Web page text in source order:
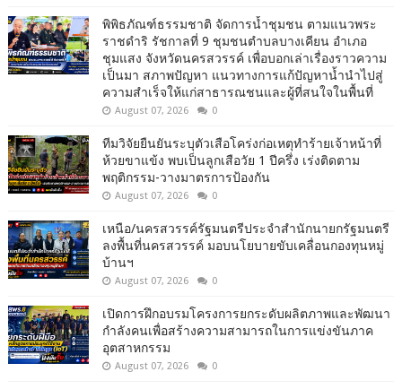
พิพิธภัณฑ์ธรรมชาติ จัดการน้ำชุมชน ตามแนวพระ
ราชดำริ รัชกาลที่ 9 ชุมชนตำบลบางเคียน อำเภอ
ชุมแสง จังหวัดนครสวรรค์ เพื่อบอกเล่าเรื่องราวความ
เป็นมา สภาพปัญหา แนวทางการแก้ปัญหาน้ำนำไปสู่
ความสำเร็จให้แก่สาธารณชนและผู้ที่สนใจในพื้นที่
August 07, 2026 0
ทีมวิจัยยืนยันระบุตัวเสือโคร่งก่อเหตุทำร้ายเจ้าหน้าที่
ห้วยขาแข้ง พบเป็นลูกเสือวัย 1 ปีครึ่ง เร่งติดตาม
พฤติกรรม-วางมาตรการป้องกัน
August 07, 2026 0
เหนือ/นครสวรรค์รัฐมนตรีประจำสำนักนายกรัฐมนตรี
ลงพื้นที่นครสวรรค์ มอบนโยบายขับเคลื่อนกองทุนหมู่
บ้านฯ
August 07, 2026 0
เปิดการฝึกอบรมโครงการยกระดับผลิตภาพและพัฒนา
กำลังคนเพื่อสร้างความสามารถในการแข่งขันภาค
อุตสาหกรรม
August 07, 2026 0